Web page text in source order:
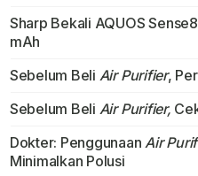
Sharp Bekali AQUOS
mAh
Sebelum Beli Air Purifier,
Sebelum Beli Air Purifier,
Dokter: PenggunaanAir
Minimalkan Polusi